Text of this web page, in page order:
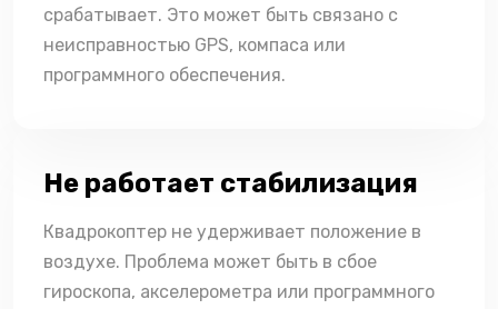
срабатывает. Это может быть связано с
неисправностью GPS, компаса или
программного обеспечения.
Не работает стабилизация
Квадрокоптер не удерживает положение в
воздухе. Проблема может быть в сбое
гироскопа, акселерометра или программного